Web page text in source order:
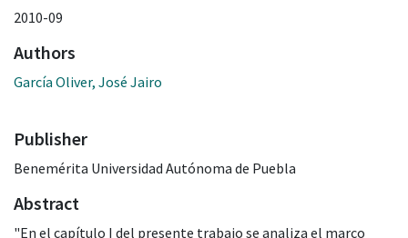
2010-09
Authors
García Oliver, José Jairo
Publisher
Benemérita Universidad Autónoma de Puebla
Abstract
"En el capítulo I del presente trabajo se analiza el marco